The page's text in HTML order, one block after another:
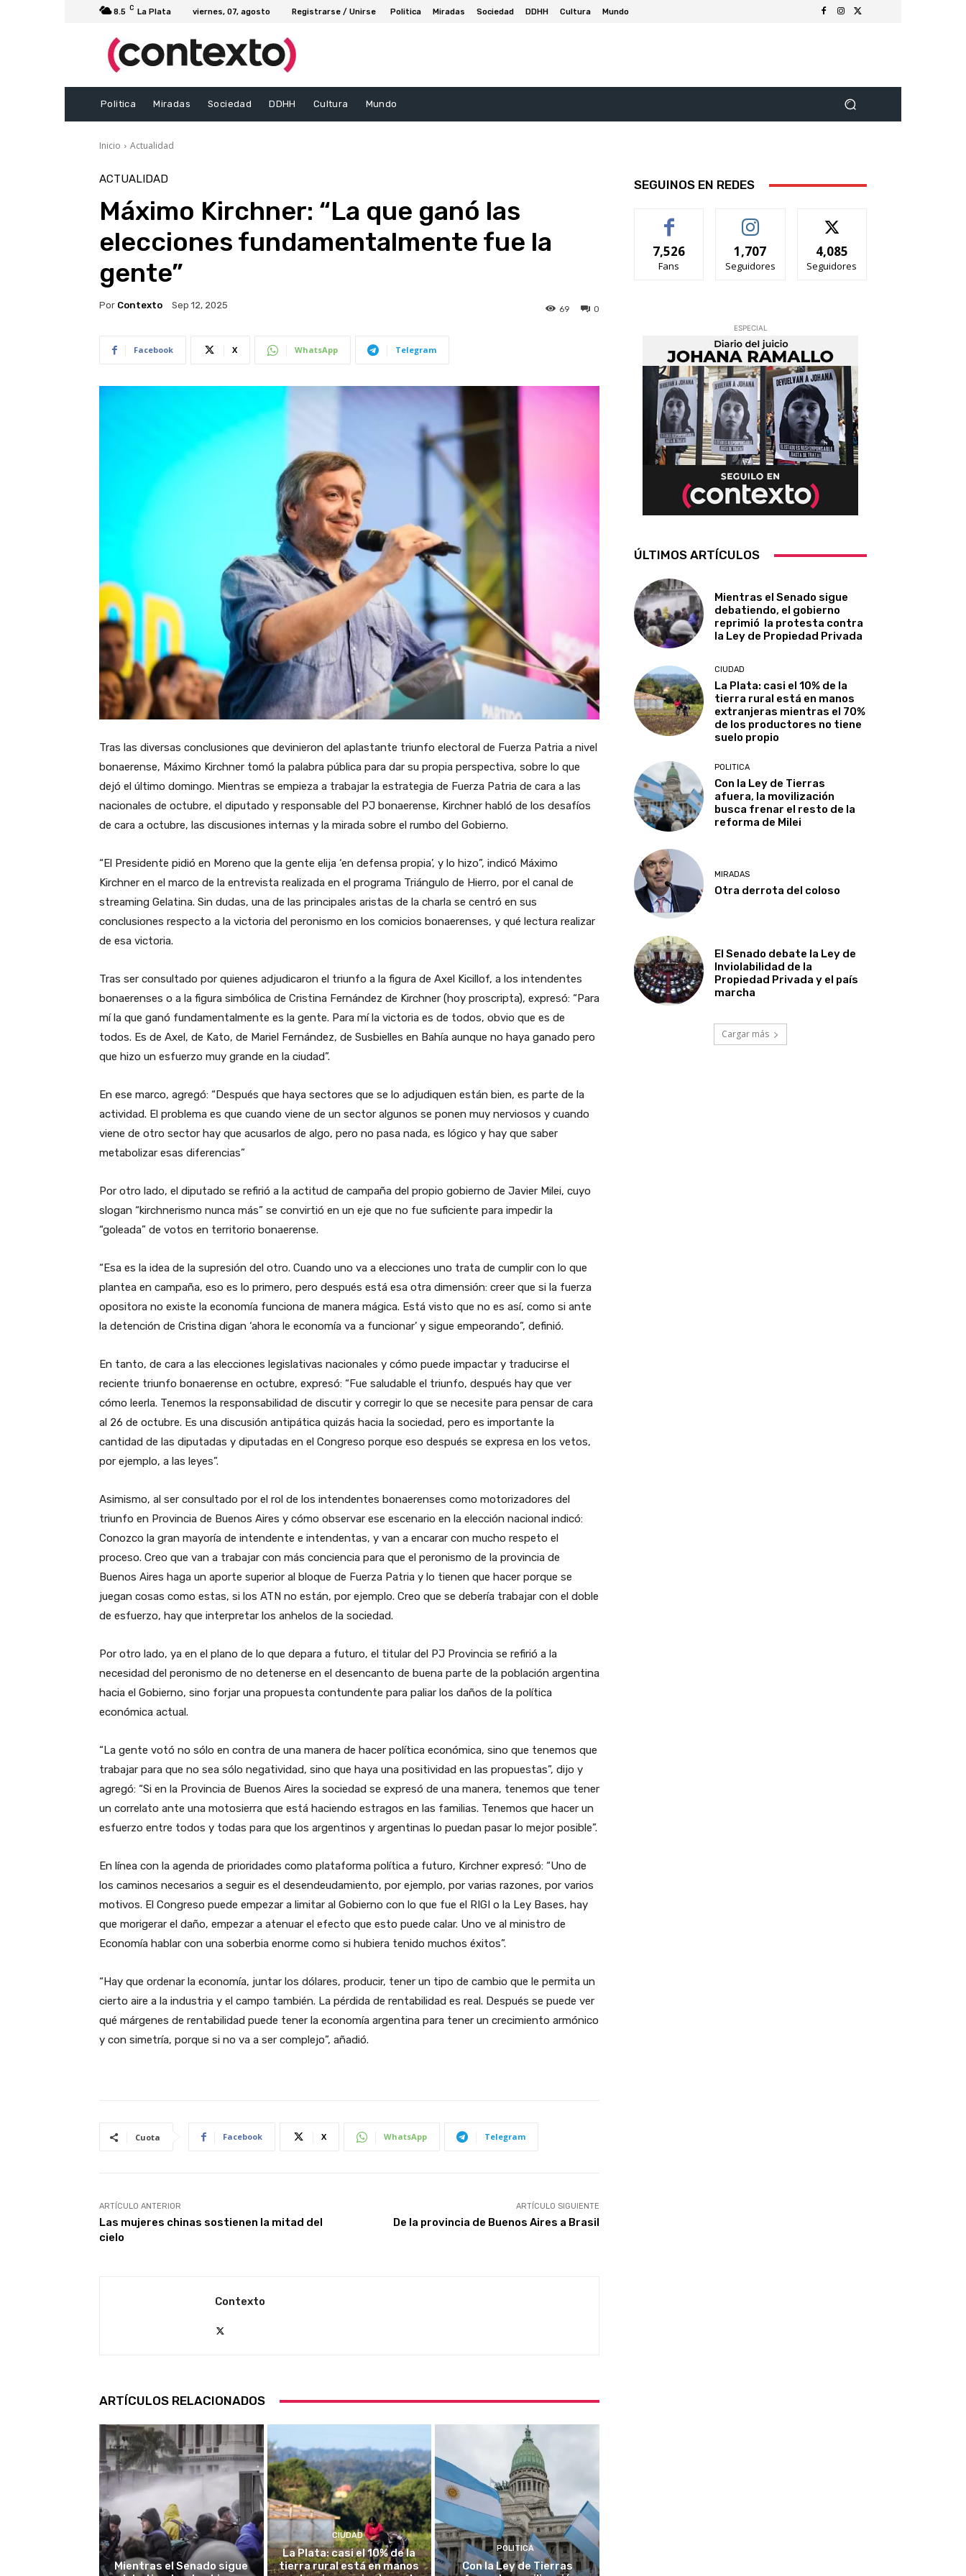
8.5 C La Plata viernes, 07, agosto Registrarse / Unirse Politica Miradas Sociedad DDHH Cultura Mundo
Politica Miradas Sociedad DDHH Cultura Mundo
Inicio Actualidad
ACTUALIDAD
Máximo Kirchner: “La que ganó las
elecciones fundamentalmente fue la
gente”
Por Contexto Sep 12, 2025 0
69
Facebook X WhatsApp Telegram
Tras las diversas conclusiones que devinieron del aplastante triunfo electoral de Fuerza Patria a nivel
bonaerense, Máximo Kirchner tomó la palabra pública para dar su propia perspectiva, sobre lo que
dejó el último domingo. Mientras se empieza a trabajar la estrategia de Fuerza Patria de cara a las
nacionales de octubre, el diputado y responsable del PJ bonaerense, Kirchner habló de los desafíos
de cara a octubre, las discusiones internas y la mirada sobre el rumbo del Gobierno.
“El Presidente pidió en Moreno que la gente elija ‘en defensa propia’, y lo hizo”, indicó Máximo
Kirchner en el marco de la entrevista realizada en el programa Triángulo de Hierro, por el canal de
streaming Gelatina. Sin dudas, una de las principales aristas de la charla se centró en sus
conclusiones respecto a la victoria del peronismo en los comicios bonaerenses, y qué lectura realizar
de esa victoria.
Tras ser consultado por quienes adjudicaron el triunfo a la figura de Axel Kicillof, a los intendentes
bonaerenses o a la figura simbólica de Cristina Fernández de Kirchner (hoy proscripta), expresó: “Para
mí la que ganó fundamentalmente es la gente. Para mí la victoria es de todos, obvio que es de
todos. Es de Axel, de Kato, de Mariel Fernández, de Susbielles en Bahía aunque no haya ganado pero
que hizo un esfuerzo muy grande en la ciudad”.
En ese marco, agregó: “Después que haya sectores que se lo adjudiquen están bien, es parte de la
actividad. El problema es que cuando viene de un sector algunos se ponen muy nerviosos y cuando
viene de otro sector hay que acusarlos de algo, pero no pasa nada, es lógico y hay que saber
metabolizar esas diferencias”
Por otro lado, el diputado se refirió a la actitud de campaña del propio gobierno de Javier Milei, cuyo
slogan “kirchnerismo nunca más” se convirtió en un eje que no fue suficiente para impedir la
“goleada” de votos en territorio bonaerense.
“Esa es la idea de la supresión del otro. Cuando uno va a elecciones uno trata de cumplir con lo que
plantea en campaña, eso es lo primero, pero después está esa otra dimensión: creer que si la fuerza
opositora no existe la economía funciona de manera mágica. Está visto que no es así, como si ante
la detención de Cristina digan ‘ahora le economía va a funcionar’ y sigue empeorando”, definió.
En tanto, de cara a las elecciones legislativas nacionales y cómo puede impactar y traducirse el
reciente triunfo bonaerense en octubre, expresó: “Fue saludable el triunfo, después hay que ver
cómo leerla. Tenemos la responsabilidad de discutir y corregir lo que se necesite para pensar de cara
al 26 de octubre. Es una discusión antipática quizás hacia la sociedad, pero es importante la
cantidad de las diputadas y diputadas en el Congreso porque eso después se expresa en los vetos,
por ejemplo, a las leyes”.
Asimismo, al ser consultado por el rol de los intendentes bonaerenses como motorizadores del
triunfo en Provincia de Buenos Aires y cómo observar ese escenario en la elección nacional indicó:
Conozco la gran mayoría de intendente e intendentas, y van a encarar con mucho respeto el
proceso. Creo que van a trabajar con más conciencia para que el peronismo de la provincia de
Buenos Aires haga un aporte superior al bloque de Fuerza Patria y lo tienen que hacer porque se
juegan cosas como estas, si los ATN no están, por ejemplo. Creo que se debería trabajar con el doble
de esfuerzo, hay que interpretar los anhelos de la sociedad.
Por otro lado, ya en el plano de lo que depara a futuro, el titular del PJ Provincia se refirió a la
necesidad del peronismo de no detenerse en el desencanto de buena parte de la población argentina
hacia el Gobierno, sino forjar una propuesta contundente para paliar los daños de la política
económica actual.
“La gente votó no sólo en contra de una manera de hacer política económica, sino que tenemos que
trabajar para que no sea sólo negatividad, sino que haya una positividad en las propuestas”, dijo y
agregó: “Si en la Provincia de Buenos Aires la sociedad se expresó de una manera, tenemos que tener
un correlato ante una motosierra que está haciendo estragos en las familias. Tenemos que hacer un
esfuerzo entre todos y todas para que los argentinos y argentinas lo puedan pasar lo mejor posible”.
En línea con la agenda de prioridades como plataforma política a futuro, Kirchner expresó: “Uno de
los caminos necesarios a seguir es el desendeudamiento, por ejemplo, por varias razones, por varios
motivos. El Congreso puede empezar a limitar al Gobierno con lo que fue el RIGI o la Ley Bases, hay
que morigerar el daño, empezar a atenuar el efecto que esto puede calar. Uno ve al ministro de
Economía hablar con una soberbia enorme como si hubiera tenido muchos éxitos”.
“Hay que ordenar la economía, juntar los dólares, producir, tener un tipo de cambio que le permita un
cierto aire a la industria y el campo también. La pérdida de rentabilidad es real. Después se puede ver
qué márgenes de rentabilidad puede tener la economía argentina para tener un crecimiento armónico
y con simetría, porque si no va a ser complejo”, añadió.
Cuota Facebook X WhatsApp Telegram
ARTÍCULO ANTERIOR
Las mujeres chinas sostienen la mitad del
cielo
ARTÍCULO SIGUIENTE
De la provincia de Buenos Aires a Brasil
Contexto
ARTÍCULOS RELACIONADOS
Mientras el Senado sigue
CIUDAD
La Plata: casi el 10% de la
tierra rural está en manos
POLITICA
Con la Ley de Tierras
SEGUINOS EN REDES
7,526
Fans
1,707
Seguidores
4,085
Seguidores
ESPECIAL
ÚLTIMOS ARTÍCULOS
Mientras el Senado sigue
debatiendo, el gobierno
reprimió la protesta contra
la Ley de Propiedad Privada
CIUDAD
La Plata: casi el 10% de la
tierra rural está en manos
extranjeras mientras el 70%
de los productores no tiene
suelo propio
POLITICA
Con la Ley de Tierras
afuera, la movilización
busca frenar el resto de la
reforma de Milei
MIRADAS
Otra derrota del coloso
El Senado debate la Ley de
Inviolabilidad de la
Propiedad Privada y el país
marcha
Cargar más